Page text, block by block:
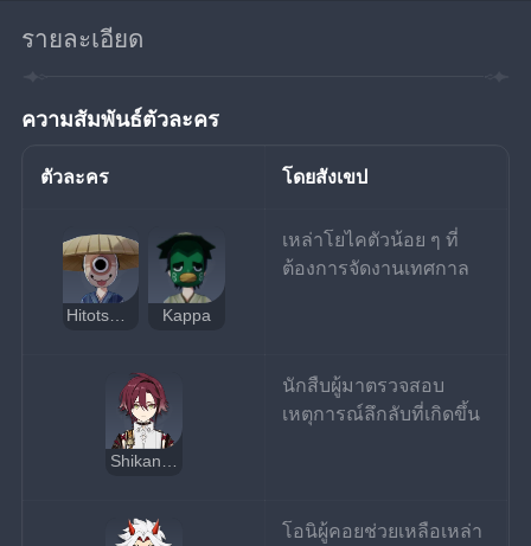
รายละเอียด
ความสัมพันธ์ตัวละคร
ตัวละคร โดยสังเขป
Hitotsume-Kozou Kappa
เหล่าโยไคตัวน้อย ๆ ที่
ต้องการจัดงานเทศกาล
Shikanoin Heizou
นักสืบผู้มาตรวจสอบ
เหตุการณ์ลึกลับที่เกิดขึ้น
โอนิผู้คอยช่วยเหลือเหล่า